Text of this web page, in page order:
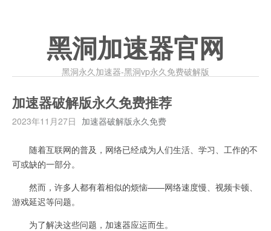
黑洞加速器官网
黑洞永久加速器-黑洞vp永久免费破解版
加速器破解版永久免费推荐
2023年11月27日 加速器破解版永久免费
随着互联网的普及，网络已经成为人们生活、学习、工作的不
可或缺的一部分。
然而，许多人都有着相似的烦恼——网络速度慢、视频卡顿、
游戏延迟等问题。
为了解决这些问题，加速器应运而生。